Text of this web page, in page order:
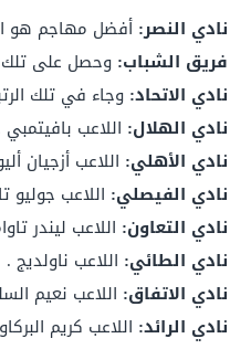
النصر: أفضل مهاجم هو
الشباب: وحصل على تلك
الاتحاد: وجاء في تلك
الهلال: اللاعب
الأهلي: اللاعب أزجيان
الفيصلي: اللاعب جوليو
التعاون: اللاعب ليندر
الطائي: اللاعب ناولديج .
الاتفاق: اللاعب نعيم
الرائد: اللاعب كريم